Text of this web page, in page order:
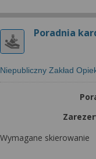
Poradnia
Niepubliczny Zakład
Wymagane skierowanie